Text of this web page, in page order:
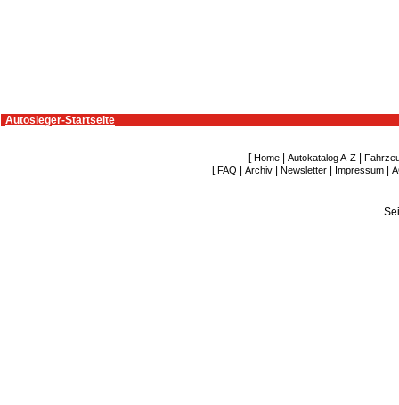
Autosieger-Startseite
[ Home| Autokatalog A-Z|
[ FAQ Archiv Newsletter Impressum